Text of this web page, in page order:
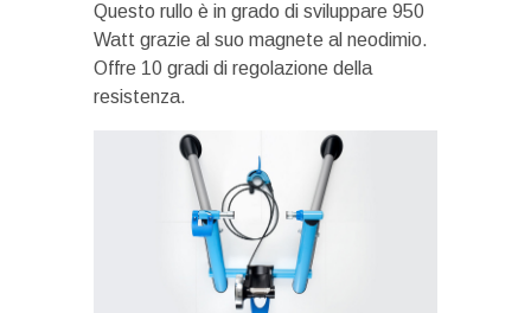
Questo rullo è in grado di sviluppare 950
Watt grazie al suo magnete al neodimio.
Offre 10 gradi di regolazione della
resistenza.